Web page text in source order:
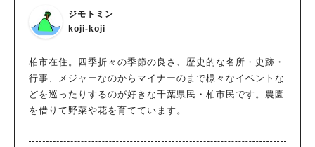
ジモトミン
koji-koji
柏市在住。四季折々の季節の良さ、歴史的な名所・史跡・
行事、メジャーなのからマイナーのまで様々なイベントな
どを巡ったりするのが好きな千葉県民・柏市民です。農園
を借りて野菜や花を育てています。